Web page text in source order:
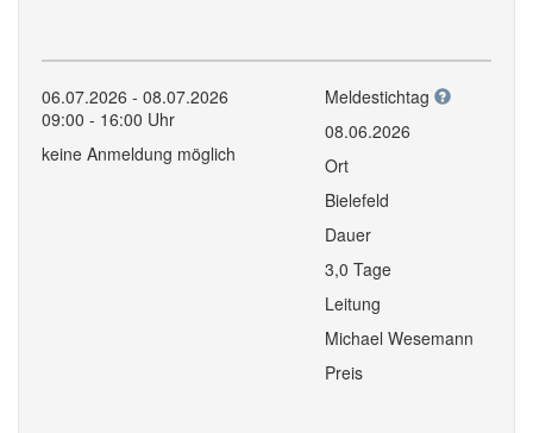
06.07.2026 - 08.07.2026
09:00 - 16:00 Uhr
keine Anmeldung möglich
Meldestichtag
08.06.2026
Ort
Bielefeld
Dauer
3,0 Tage
Leitung
Michael Wesemann
Preis